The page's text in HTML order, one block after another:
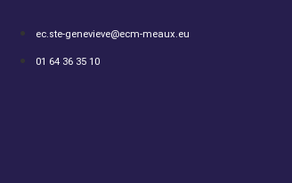
ec.ste-genevieve@ecm-meaux.eu
01 64 36 35 10